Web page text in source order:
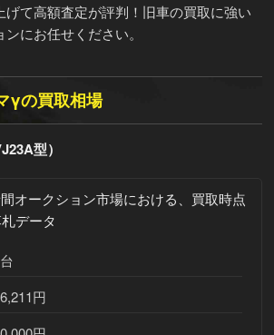
げて高額査定が評判！旧車の買取に強い
にお任せください。
γの買取相場
型）
オークション市場における、買取時点
データ
円